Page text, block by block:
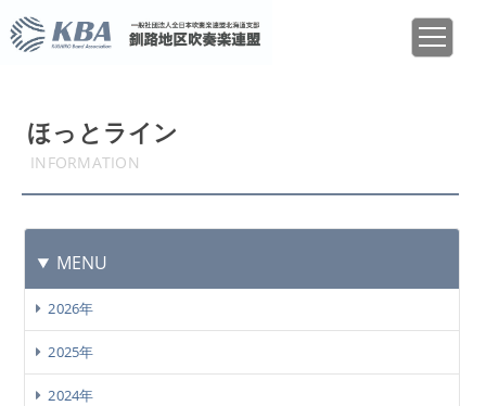
ほっとライン
INFORMATION
MENU
2026年
2025年
2024年